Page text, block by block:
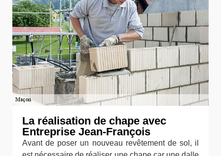
La réalisation de chape avec
Entreprise Jean-François
Avant de poser un nouveau revêtement de sol, il